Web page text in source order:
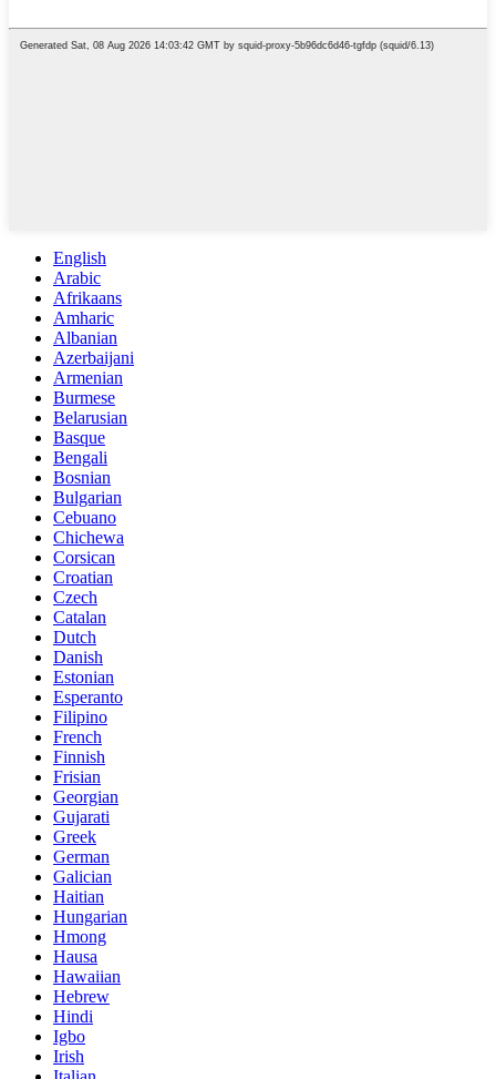
English
Arabic
Afrikaans
Amharic
Albanian
Azerbaijani
Armenian
Burmese
Belarusian
Basque
Bengali
Bosnian
Bulgarian
Cebuano
Chichewa
Corsican
Croatian
Czech
Catalan
Dutch
Danish
Estonian
Esperanto
Filipino
French
Finnish
Frisian
Georgian
Gujarati
Greek
German
Galician
Haitian
Hungarian
Hmong
Hausa
Hawaiian
Hebrew
Hindi
Igbo
Irish